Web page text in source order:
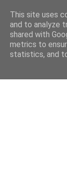
This site uses
and to analyze
shared with
metrics to
statistics, and